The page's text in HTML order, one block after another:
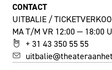
CONTACT
UITBALIE /
MA T/M VR 12:00 — 18:00
+ 31 43 350 55 55